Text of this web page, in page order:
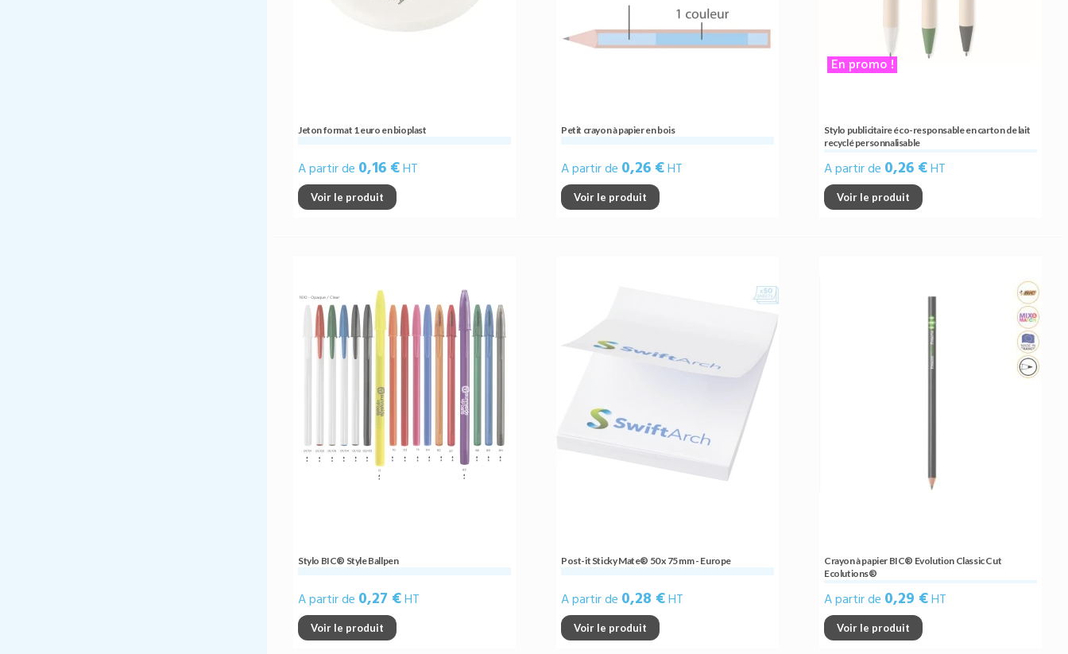
Jeton format 1 euro en bioplast
A partir de 0,16 €HT
Voir le produit
Petit crayon à papier en bois
A partir de 0,26 €HT
Voir le produit
En promo !
Stylo publicitaire éco-responsable en carton de lait
recyclé personnalisable
A partir de 0,26 €HT
Voir le produit
Stylo BIC® Style Ballpen
A partir de 0,27 €HT
Voir le produit
Post-it Sticky Mate® 50 x 75 mm - Europe
A partir de 0,28 €HT
Voir le produit
Crayon à papier BIC® Evolution Classic Cut
Ecolutions®
A partir de 0,29 €HT
Voir le produit